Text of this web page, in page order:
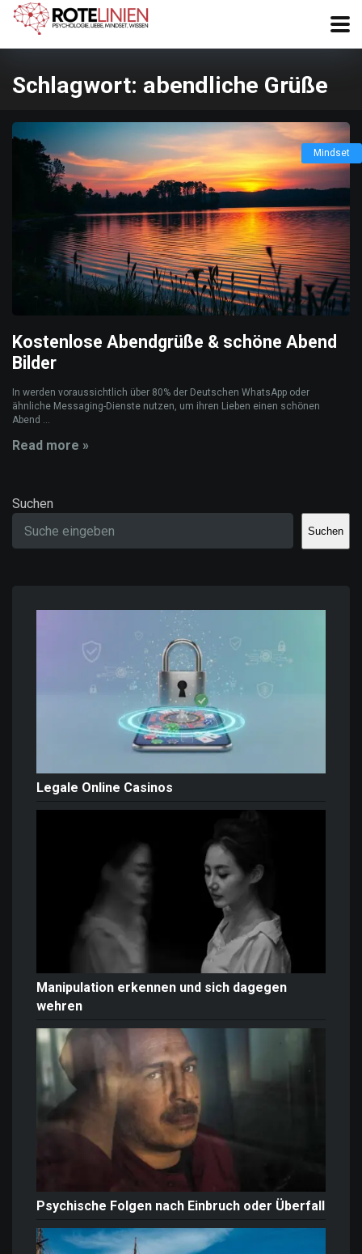
Schlagwort: abendliche Grüße
Mindset
Kostenlose Abendgrüße & schöne Abend
Bilder
In werden voraussichtlich über 80% der Deutschen WhatsApp oder
ähnliche Messaging-Dienste nutzen, um ihren Lieben einen schönen
Abend ...
Read more »
Suchen
Suchen
Legale Online Casinos
Manipulation erkennen und sich dagegen
wehren
Psychische Folgen nach Einbruch oder Überfall